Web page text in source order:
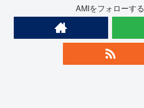
AMIをフォローする